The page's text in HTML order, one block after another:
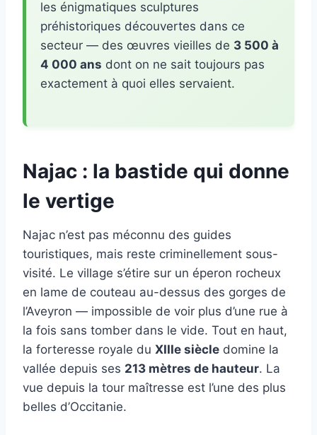
les énigmatiques sculptures
préhistoriques découvertes dans ce
secteur — des œuvres vieilles de 3 500 à
4 000 ans dont on ne sait toujours pas
exactement à quoi elles servaient.
Najac : la bastide qui donne
le vertige
Najac n’est pas méconnu des guides
touristiques, mais reste criminellement sous-
visité. Le village s’étire sur un éperon rocheux
en lame de couteau au-dessus des gorges de
l’Aveyron — impossible de voir plus d’une rue à
la fois sans tomber dans le vide. Tout en haut,
la forteresse royale du XIIIe siècle domine la
vallée depuis ses 213 mètres de hauteur. La
vue depuis la tour maîtresse est l’une des plus
belles d’Occitanie.